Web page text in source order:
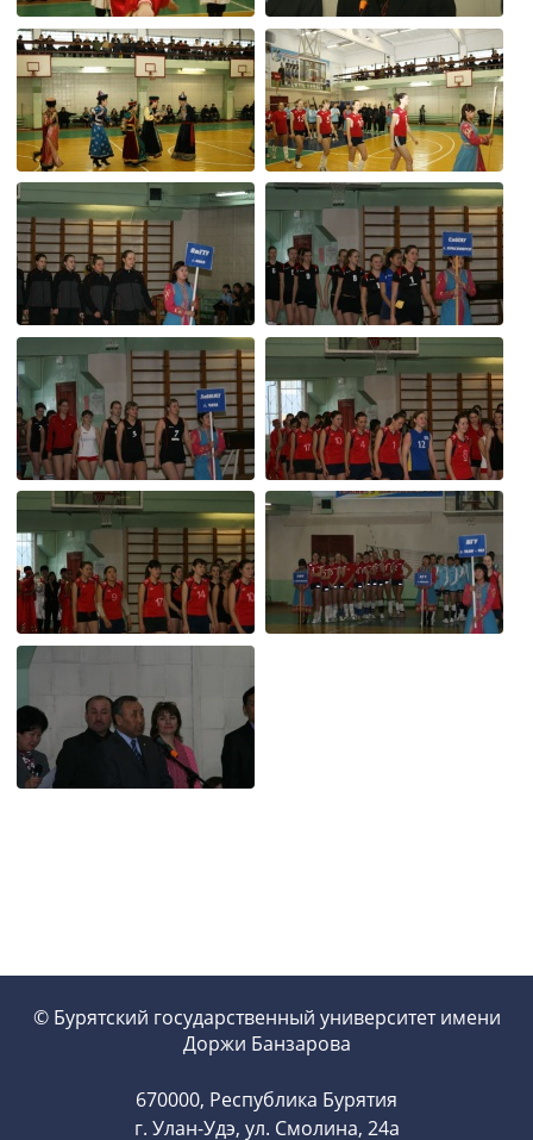
© Бурятский государственный университет имени
Доржи Банзарова
670000, Республика Бурятия
г. Улан-Удэ, ул. Смолина, 24а